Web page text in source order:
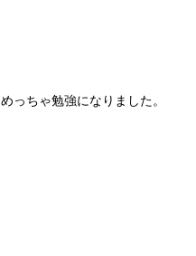
めっちゃ勉強になりました。